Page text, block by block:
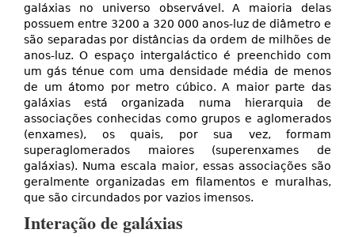
galáxias no universo observável. A maioria delas
possuem entre 3200 a 320 000 anos-luz de diâmetro e
são separadas por distâncias da ordem de milhões de
anos-luz. O espaço intergaláctico é preenchido com
um gás ténue com uma densidade média de menos
de um átomo por metro cúbico. A maior parte das
galáxias está organizada numa hierarquia de
associações conhecidas como grupos e aglomerados
(enxames), os quais, por sua vez, formam
superaglomerados maiores (superenxames de
galáxias). Numa escala maior, essas associações são
geralmente organizadas em filamentos e muralhas,
que são circundados por vazios imensos.
Interação de galáxias